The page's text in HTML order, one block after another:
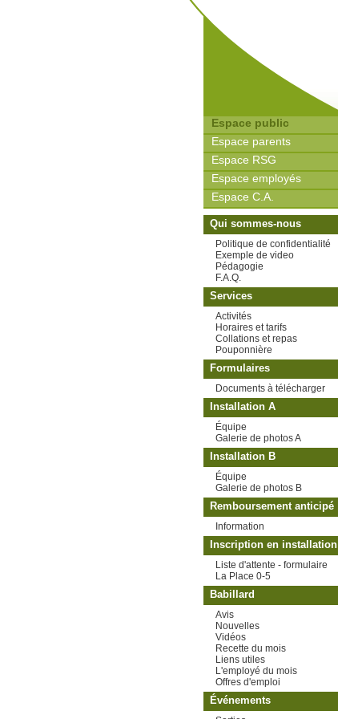
Espace public
Espace parents
Espace RSG
Espace employés
Espace C.A.
Qui sommes-nous
Politique de confidentialité
Exemple de video
Pédagogie
F.A.Q.
Services
Activités
Horaires et tarifs
Collations et repas
Pouponnière
Formulaires
Documents à télécharger
Installation A
Équipe
Galerie de photos A
Installation B
Équipe
Galerie de photos B
Remboursement anticipé
Information
Inscription en installation
Liste d'attente - formulaire
La Place 0-5
Babillard
Avis
Nouvelles
Vidéos
Recette du mois
Liens utiles
L'employé du mois
Offres d'emploi
Événements